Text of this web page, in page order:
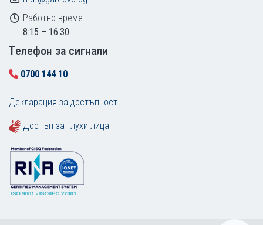
Работно време
8:15 – 16:30
Tелефон за сигнали
0700 144 10
Декларация за достъпност
Достъп за глухи лица